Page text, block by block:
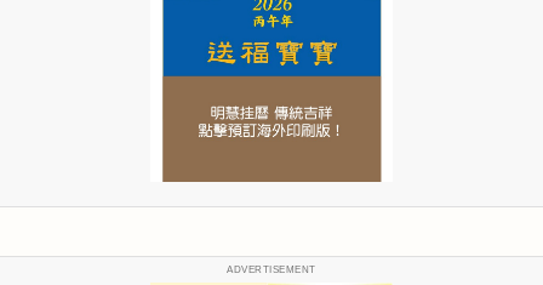
ADVERTISEMENT